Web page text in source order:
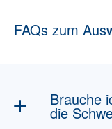
FAQs zum
Brauche
die